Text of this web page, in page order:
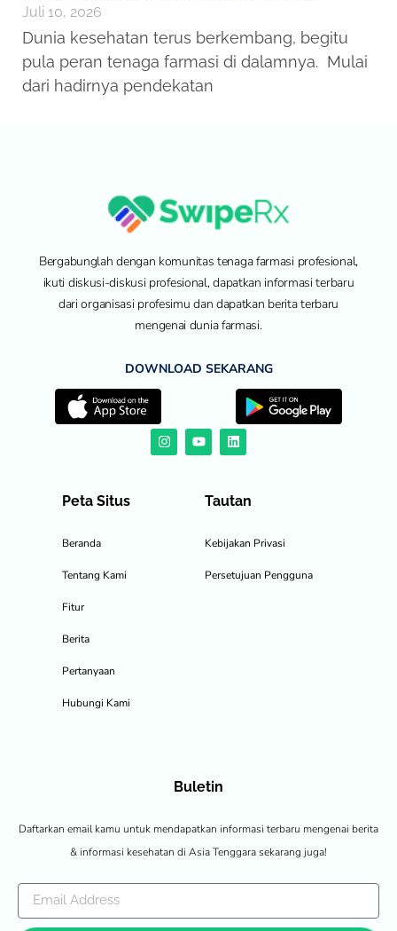
Juli 10, 2026
Dunia kesehatan terus berkembang, begitu
pula peran tenaga farmasi di dalamnya. Mulai
dari hadirnya pendekatan
Bergabunglah dengan komunitas tenaga farmasi profesional,
ikuti diskusi-diskusi profesional, dapatkan informasi terbaru
dari organisasi profesimu dan dapatkan berita terbaru
mengenai dunia farmasi.
DOWNLOAD SEKARANG
Peta Situs
Beranda
Tentang Kami
Fitur
Berita
Pertanyaan
Hubungi Kami
Tautan
Kebijakan Privasi
Persetujuan Pengguna
Buletin
Daftarkan email kamu untuk mendapatkan informasi terbaru mengenai berita
& informasi kesehatan di Asia Tenggara sekarang juga!